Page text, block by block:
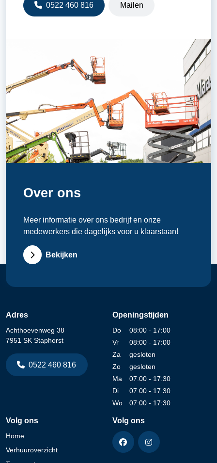
0522 460 816 Mailen
Over ons
Meer informatie over ons bedrijf en onze
medewerkers die dagelijks voor u klaarstaan!
Bekijken
Adres
Achthoevenweg 38
7951 SK Staphorst
0522 460 816
Openingstijden
Do
08:00 - 17:00
Vr
08:00 - 17:00
Za
gesloten
Zo
gesloten
Ma
07:00 - 17:30
Di
07:00 - 17:30
Wo
07:00 - 17:30
Volg ons
Home
Verhuuroverzicht
Volg ons